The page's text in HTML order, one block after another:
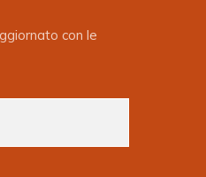
con le